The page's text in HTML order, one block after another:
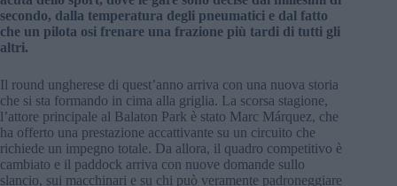
secondo, dalla temperatura degli pneumatici e dal fatto
che un pilota osi frenare una frazione più tardi di tutti gli
altri.
Il round ungherese di quest’anno arriva con una nuova storia
che si sta formando in cima alla griglia. La scorsa stagione,
l’attore principale al Balaton Park è stato Marc Márquez, che
ha offerto una prestazione accattivante su un circuito che
richiede un impegno totale. Da allora, il quadro competitivo è
cambiato e il paddock arriva con nuove domande sullo
slancio, sui macchinari e su chi può veramente padroneggiare